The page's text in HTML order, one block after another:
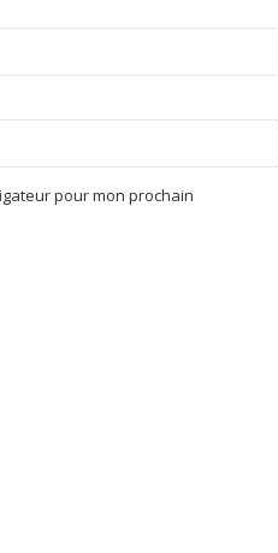
pour mon prochain